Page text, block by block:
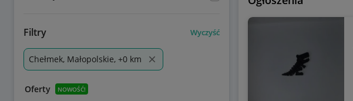
Filtry Wyczyść
Chełmek, Małopolskie, +0 km
Oferty NOWOŚĆ!